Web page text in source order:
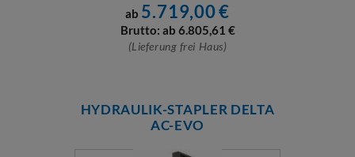
ab 5.719,00€
Brutto: ab 6.805,61 €
(Lieferung frei Haus)
HYDRAULIK-STAPLER DELTA
AC-EVO